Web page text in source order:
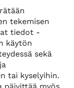
tekemisen
tiedot -
käytön
sekä
tai kyselyihin.